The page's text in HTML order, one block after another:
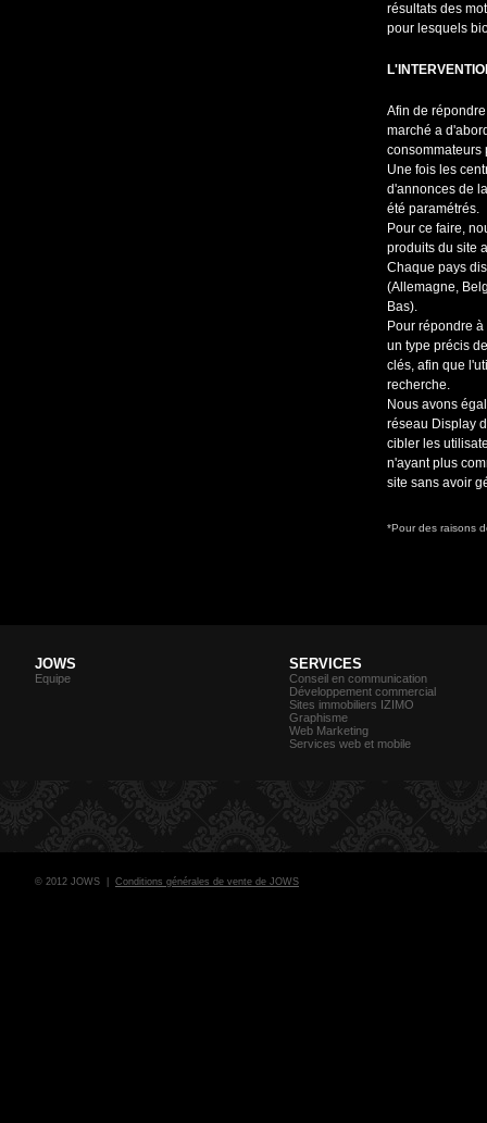
résultats des
pour lesquels
Afin de
marché a
consommateurs
Une fois les
d'annonces de
été paramétrés.
Pour ce faire,
produits du site
Chaque pays
(Allemagne,
Bas).
Pour répondre
un type précis
clés, afin que
recherche.
Nous avons
réseau Display
cibler les
n'ayant plus
site sans avoir
*Pour des raisons
JOWS
Equipe
SERVICES
Conseil en communication
Développement commercial
Sites immobiliers IZIMO
Graphisme
Web Marketing
Services web et mobile
© 2012 JOWS | Conditions générales de vente de JOWS